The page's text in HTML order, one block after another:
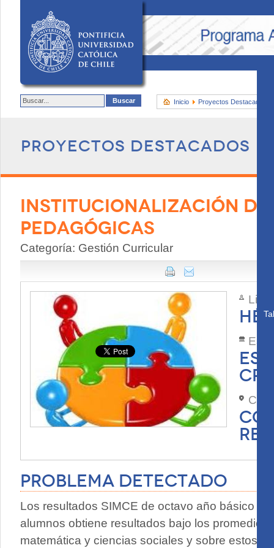
Inicio Proyectos Destacados
Proyectos destacados
INSTITUCIONALIZACIÓN DE
PEDAGÓGICAS
Categoría: Gestión Curricular
Problema Detectado
Los resultados SIMCE de octavo año básico
alumnos obtiene resultados bajo los
matemática y ciencias sociales y sobre estos